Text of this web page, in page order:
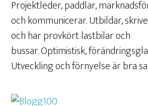
Projektleder, paddlar,
och kommunicerar. Utbildar,
och har provkört lastbilar och
bussar. Optimistisk,
Utveckling och förnyelse är bra